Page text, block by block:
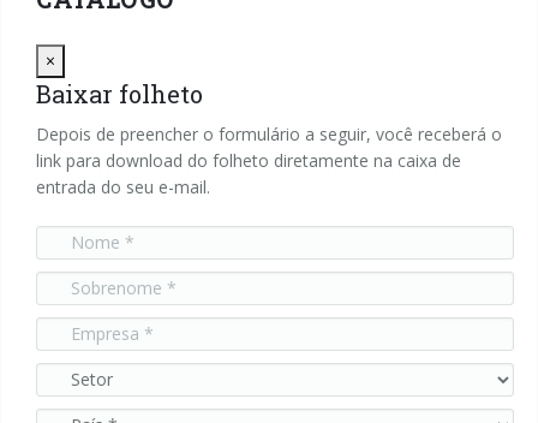
×
Baixar folheto
Depois de preencher o formulário a seguir, você receberá o
link para download do folheto diretamente na caixa de
entrada do seu e-mail.